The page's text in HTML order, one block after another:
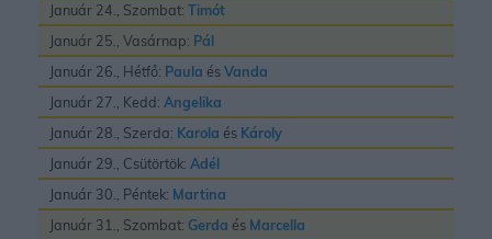
Január 24., Szombat: Timót
Január 25., Vasárnap: Pál
Január 26., Hétfő: Paula ésVanda
Január 27., Kedd: Angelika
Január 28., Szerda: Karola és Károly
Január 29., Csütörtök: Adél
Január 30., Péntek: Martina
Január 31., Szombat: Gerda és Marcella